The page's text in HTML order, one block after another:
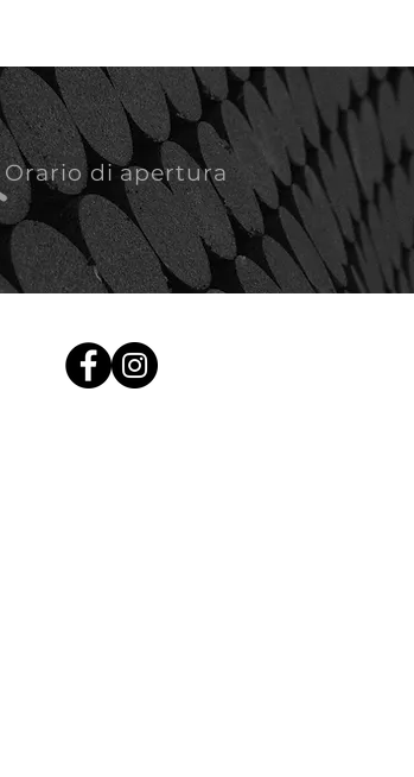
Orario di apertura